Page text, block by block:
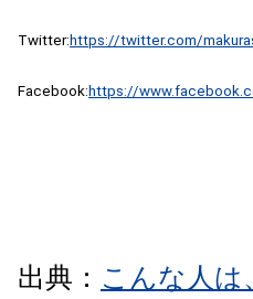
Twitter: https://twitter.com/
Facebook: https://
出典： こんな人